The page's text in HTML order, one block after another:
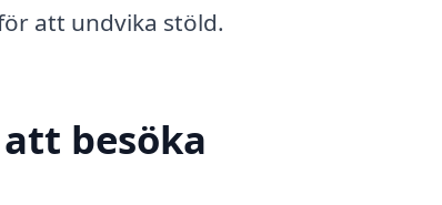
att undvika stöld.
besöka